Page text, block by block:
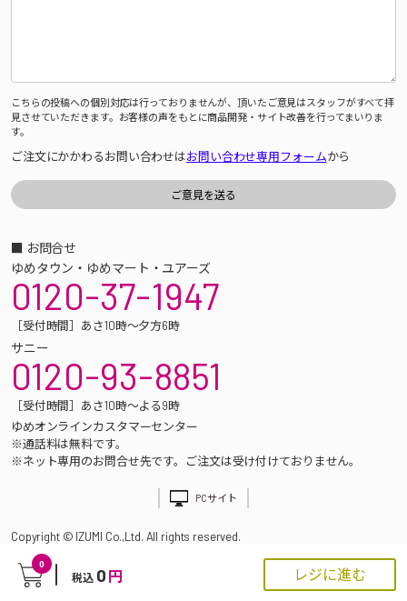
0
税込 0 円 レジに進む
こちらの投稿への個別対応は行っておりませんが、頂いたご意見はスタッフがすべて拝
見させていただきます。お客様の声をもとに商品開発・サイト改善を行ってまいりま
す。
ご注文にかかわるお問い合わせはお問い合わせ専用フォームから
■ お問合せ
ゆめタウン・ゆめマート・ユアーズ
0120-37-1947
［受付時間］あさ10時～夕方6時
サニー
0120-93-8851
［受付時間］あさ10時～よる9時
ゆめオンラインカスタマーセンター
※通話料は無料です。
※ネット専用のお問合せ先です。ご注文は受け付けておりません。
PCサイト
Copyright © IZUMI Co.,Ltd. All rights reserved.